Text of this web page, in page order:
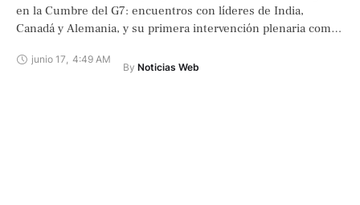
en la Cumbre del G7: encuentros con líderes de India,
Canadá y Alemania, y su primera intervención plenaria como
junio 17, 4:49 AM
By Noticias Web